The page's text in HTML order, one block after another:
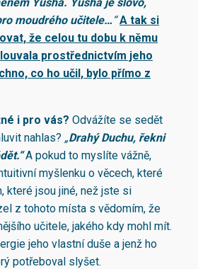
moudrého učitele…“ A tak si
že celou tu dobu k němu
prostřednictvím jeho
co ho učil, bylo přímo z
i pro vás? Odvážíte se sedět
nahlas? „Drahý Duchu, řekni
A pokud to myslíte vážně,
myšlenku o věcech, které
které jsou jiné, než jste si
z tohoto místa s vědomím, že
učitele, jakého kdy mohl mít.
jeho vlastní duše a jenž ho
potřeboval slyšet.